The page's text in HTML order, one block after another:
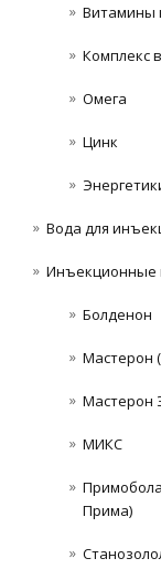
Витамины
Комплекс
Омега
Цинк
Вода для
Инъeкциoнныe
Болденон
Мастерон
Мастерон
МИКС
Прима)